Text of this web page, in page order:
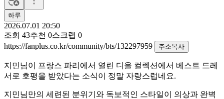
하루
2026.07.01 20:50
조회 43추천 0스크랩 0
https://fanplus.co.kr/community/bts/132297959
주소복사
지민님이 프랑스 파리에서 열린 디올 컬렉션에서 베스트 드레
서로 호평을 받았다는 소식이 정말 자랑스럽네요.
지민님만의 세련된 분위기와 독보적인 스타일이 의상과 완벽